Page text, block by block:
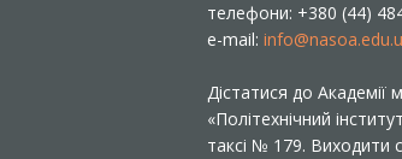
телефони: +380 (44)
e-mail:
Дістатися до Академії
«Політехнічний
таксі № 179. Виходити